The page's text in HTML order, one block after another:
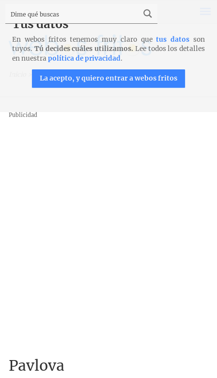
Recetas Postres y tartas >
Publicidad
Pavlova
Tus datos
En webos fritos tenemos muy claro quetus datos son
tuyos. Tú decides cuáles utilizamos. Lee todos los detalles
en nuestrapolítica de privacidad.
La acepto, y quiero entrar a webos fritos